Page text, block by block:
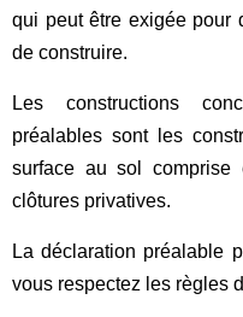
qui peut être exigée pour
de construire.
Les constructions
préalables sont les
surface au sol
clôtures privatives.
La déclaration préalable
vous respectez les règles